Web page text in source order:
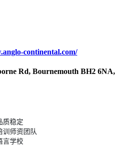
continental.com/
Rd, Bournemouth BH2 6NA,
质稳定
训师资团队
言学校